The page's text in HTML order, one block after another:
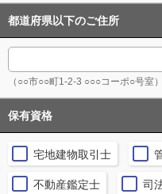
都道府県以下のご住所
（○○市○○町1-2-3 ○○○コーポ○号室）
保有資格
宅地建物取引士
不動産鑑定士 司